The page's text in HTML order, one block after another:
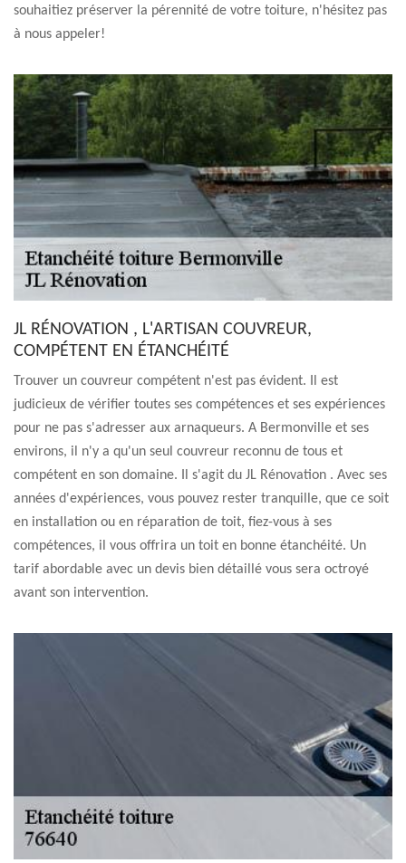
souhaitiez préserver la pérennité de votre toiture, n'hésitez pas
à nous appeler!
JL RÉNOVATION , L'ARTISAN COUVREUR,
COMPÉTENT EN ÉTANCHÉITÉ
Trouver un couvreur compétent n'est pas évident. Il est
judicieux de vérifier toutes ses compétences et ses expériences
pour ne pas s'adresser aux arnaqueurs. A Bermonville et ses
environs, il n'y a qu'un seul couvreur reconnu de tous et
compétent en son domaine. Il s'agit du JL Rénovation . Avec ses
années d'expériences, vous pouvez rester tranquille, que ce soit
en installation ou en réparation de toit, fiez-vous à ses
compétences, il vous offrira un toit en bonne étanchéité. Un
tarif abordable avec un devis bien détaillé vous sera octroyé
avant son intervention.